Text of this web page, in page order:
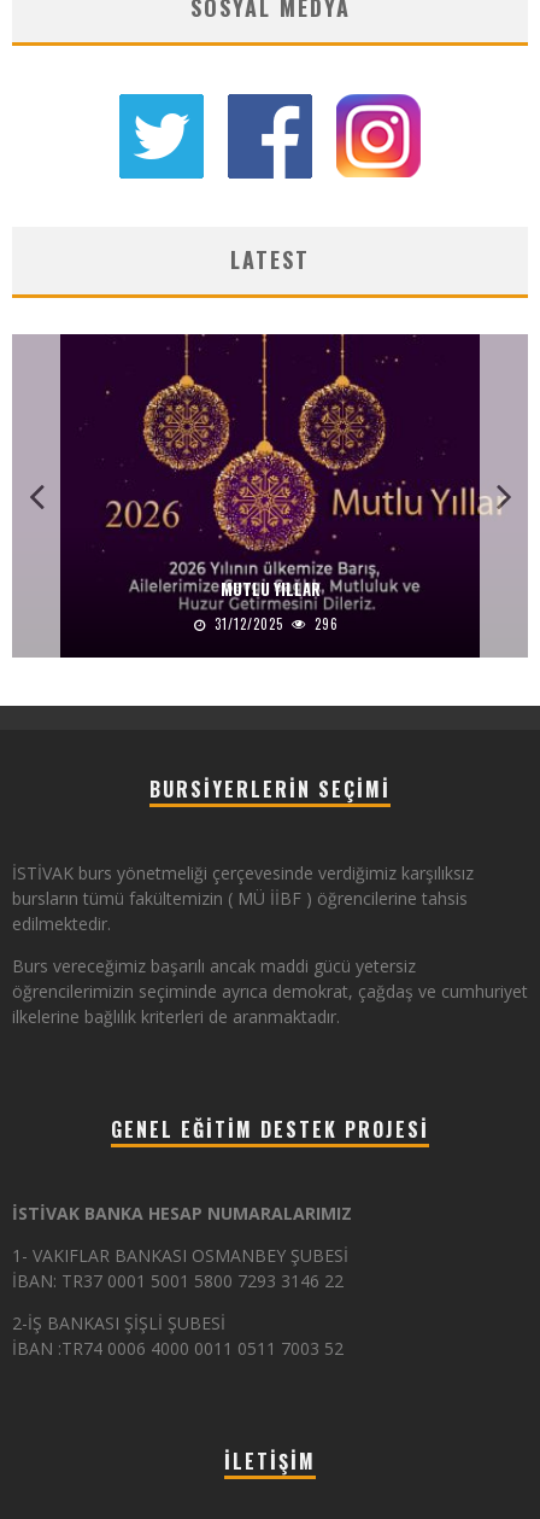
SOSYAL MEDYA
LATEST
MUTLU YILLAR
31/12/2025 296
BURSIYERLERIN SEÇIMI
İSTİVAK burs yönetmeliği çerçevesinde verdiğimiz karşılıksız
bursların tümü fakültemizin ( MÜ İİBF ) öğrencilerine tahsis
edilmektedir.
Burs vereceğimiz başarılı ancak maddi gücü yetersiz
öğrencilerimizin seçiminde ayrıca demokrat, çağdaş ve cumhuriyet
ilkelerine bağlılık kriterleri de aranmaktadır.
GENEL EĞITIM DESTEK PROJESI
İSTİVAK BANKA HESAP NUMARALARIMIZ
1- VAKIFLAR BANKASI OSMANBEY ŞUBESİ
İBAN: TR37 0001 5001 5800 7293 3146 22
2-İŞ BANKASI ŞİŞLİ ŞUBESİ
İBAN :TR74 0006 4000 0011 0511 7003 52
İLETIŞIM